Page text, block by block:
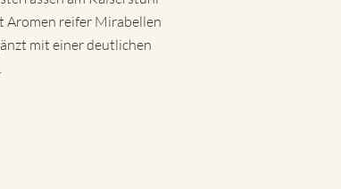
Aromen reifer Mirabellen
mit einer deutlichen